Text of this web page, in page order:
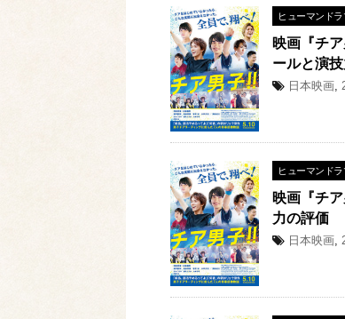
ヒューマンド
映画『チ
ールと演
日本映画,
ヒューマンド
映画『チ
力の評価
日本映画,